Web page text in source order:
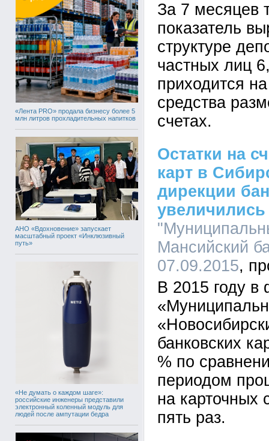
«Лента PRO» продала бизнесу более 5
млн литров прохладительных напитков
АНО «Вдохновение» запускает
масштабный проект «Инклюзивный
путь»
«Не думать о каждом шаге»:
российские инженеры представили
электронный коленный модуль для
людей после ампутации бедра
За 7 месяцев
показатель
структуре
частных лиц
приходится
средства
счетах.
Остатки на
карт в
дирекции
увеличились
Мансийский
07.09.2015
В 2015 году в
банковских
% по
периодом
на карточных
пять раз.